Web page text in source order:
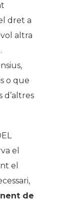
dret a
altra
o que
el
el
de